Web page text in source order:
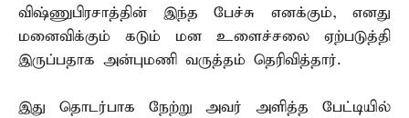
விஷ்ணுபிரசாத்தின் இந்த பேச்சு எனக்கும், எனது
மனைவிக்கும் கடும் மன உளைச்சலை ஏற்படுத்தி
இருப்பதாக அன்புமணி வருத்தம் தெரிவித்தார்.
இது தொடர்பாக நேற்று அவர் அளித்த பேட்டியில்